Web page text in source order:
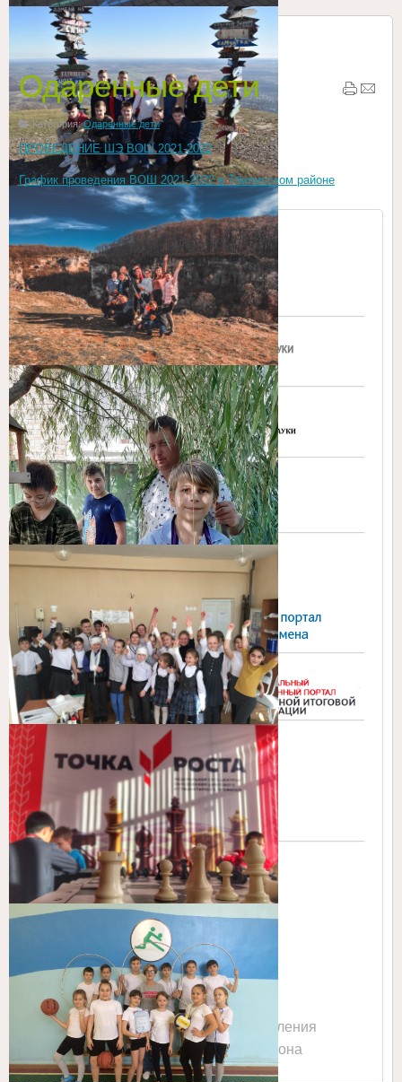
Бесплатные шаблоны
Одаренные дети
Одаренные дети
Категория:Одаренные дети
ПРОВЕДЕНИЕ ШЭ ВОШ 2021-2022
График проведения ВОШ 2021-2022 в Тбилисском районе
МОНиМП КК
Сайт Управления
образованием Тбилисского района